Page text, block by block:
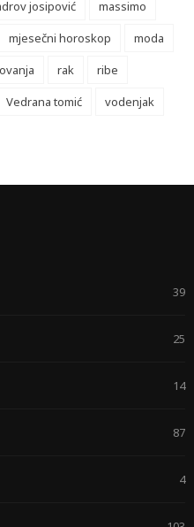
josipović
massimo
mjesečni horoskop
moda
rak
ribe
Vedrana tomić
vodenjak
39
25
14
87
4